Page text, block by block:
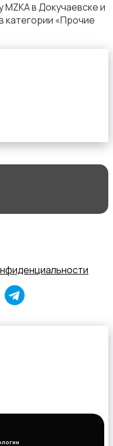
в Докучаевске и
категории «Прочие